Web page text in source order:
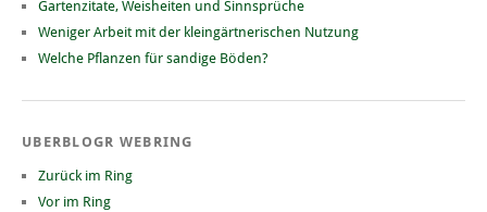
Gartenzitate, Weisheiten und Sinnsprüche
Weniger Arbeit mit der kleingärtnerischen Nutzung
Welche Pflanzen für sandige Böden?
UBERBLOGR WEBRING
Zurück im Ring
Vor im Ring